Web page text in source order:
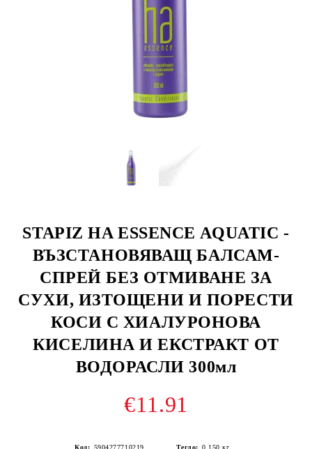
STAPIZ HA ESSENCE AQUATIC -
ВЪЗСТАНОВЯВАЩ БАЛСАМ-
СПРЕЙ БЕЗ ОТМИВАНЕ ЗА
СУХИ, ИЗТОЩЕНИ И ПОРЕСТИ
КОСИ С ХИАЛУРОНОВА
КИСЕЛИНА И ЕКСТРАКТ ОТ
ВОДОРАСЛИ 300мл
€11.91
Код: 5904277710219 Тегло: 0.150 кг